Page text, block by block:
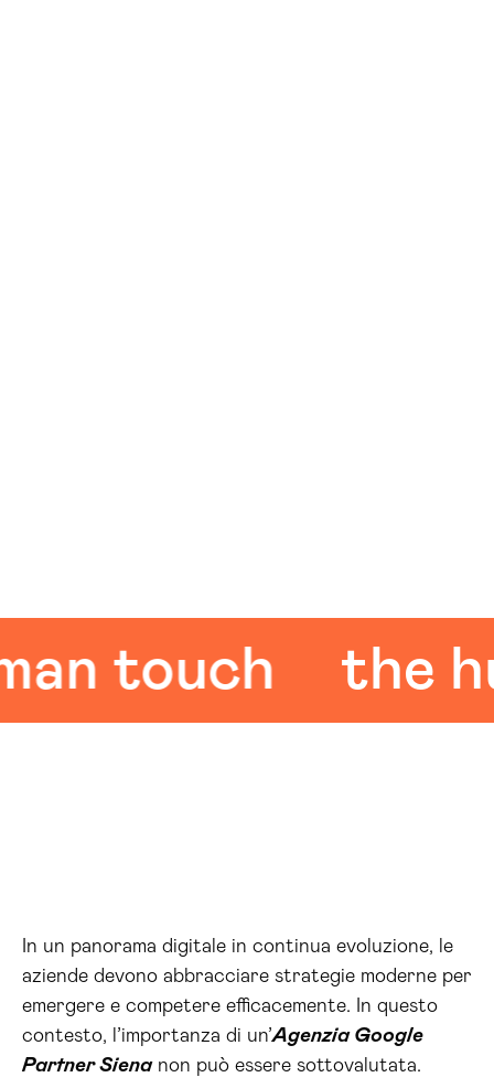
touch the
In un panorama digitale in continua evoluzione, le
aziende devono abbracciare strategie moderne per
emergere e competere efficacemente. In questo
contesto, l’importanza di un’Agenzia Google
Partner Sienanon può essere sottovalutata.